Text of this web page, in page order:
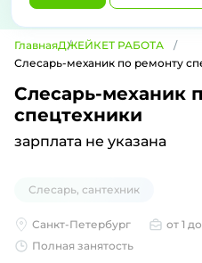
ГлавнаяДЖЕЙКЕТ РАБОТА
Слесарь-механик по ремонту
Слесарь-механик
спецтехники
зарплата не указана
Слесарь, сантехник
Санкт-Петербург от 1
Полная занятость